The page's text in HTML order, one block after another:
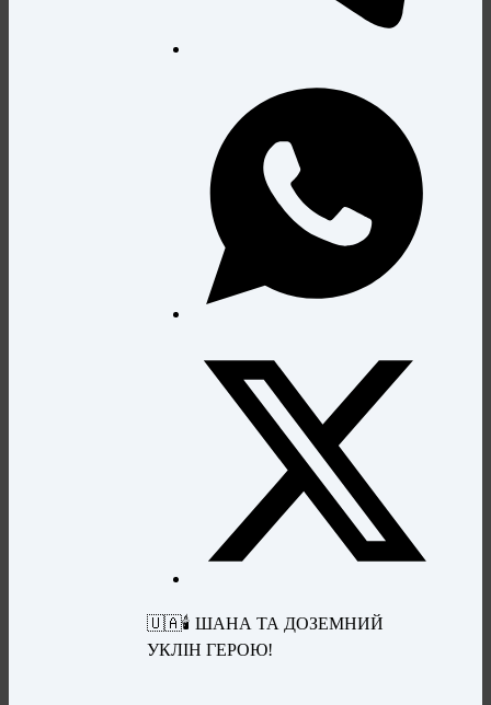
🇺🇦🕯 ШАНА ТА ДОЗЕМНИЙ
УКЛІН ГЕРОЮ!